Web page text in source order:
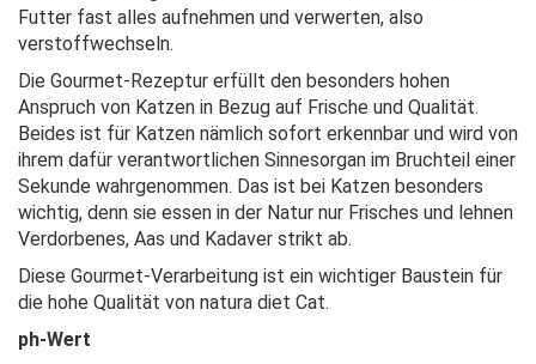
Futter fast alles aufnehmen und verwerten, also
verstoffwechseln.
Die Gourmet-Rezeptur erfüllt den besonders hohen
Anspruch von Katzen in Bezug auf Frische und Qualität.
Beides ist für Katzen nämlich sofort erkennbar und wird von
ihrem dafür verantwortlichen Sinnesorgan im Bruchteil einer
Sekunde wahrgenommen. Das ist bei Katzen besonders
wichtig, denn sie essen in der Natur nur Frisches und lehnen
Verdorbenes, Aas und Kadaver strikt ab.
Diese Gourmet-Verarbeitung ist ein wichtiger Baustein für
die hohe Qualität von natura diet Cat.
ph-Wert